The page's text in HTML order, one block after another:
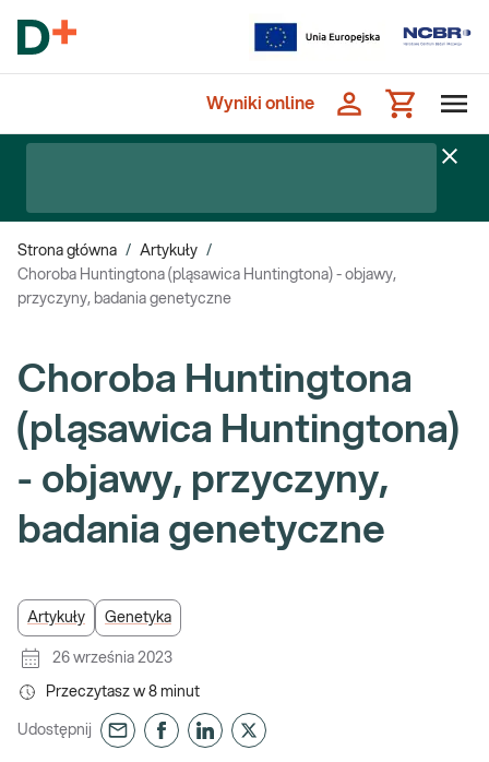
Wyniki online
Strona główna / Artykuły /
Choroba Huntingtona (pląsawica Huntingtona) - objawy,
przyczyny, badania genetyczne
Choroba Huntingtona
(pląsawica Huntingtona)
- objawy, przyczyny,
badania genetyczne
Artykuły Genetyka
26 września 2023
Przeczytasz w 8 minut
Udostępnij